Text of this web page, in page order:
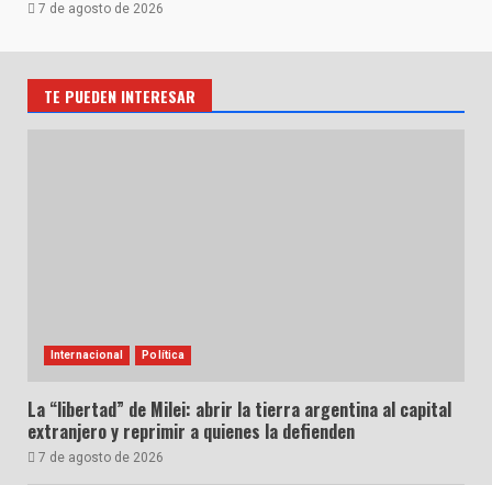
7 de agosto de 2026
TE PUEDEN INTERESAR
Internacional Política
La “libertad” de Milei: abrir la tierra argentina al capital
extranjero y reprimir a quienes la defienden
7 de agosto de 2026